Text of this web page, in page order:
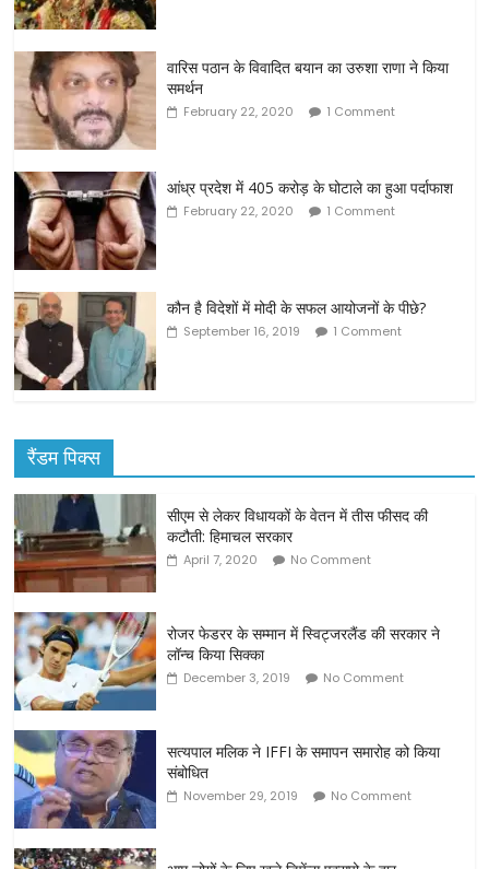
वारिस पठान के विवादित बयान का उरुशा राणा ने किया
समर्थन
February 22, 2020 1 Comment
आंध्र प्रदेश में 405 करोड़ के घोटाले का हुआ पर्दाफाश
February 22, 2020 1 Comment
कौन है विदेशों में मोदी के सफल आयोजनों के पीछे?
September 16, 2019 1 Comment
रैंडम पिक्स
सीएम से लेकर विधायकों के वेतन में तीस फीसद की
कटौती: हिमाचल सरकार
April 7, 2020 No Comment
रोजर फेडरर के सम्मान में स्विट्जरलैंड की सरकार ने
लॉन्च किया सिक्का
December 3, 2019 No Comment
सत्यपाल मलिक ने IFFI के समापन समारोह को किया
संबोधित
November 29, 2019 No Comment